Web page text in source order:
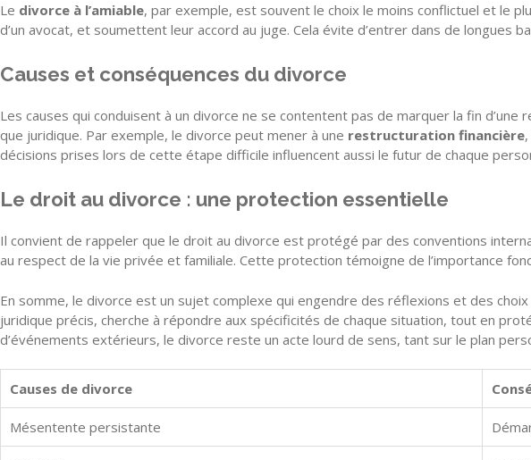
Le divorce à l’amiable, par exemple, est souvent le choix le moins conflictuel et le
d’un avocat, et soumettent leur accord au juge. Cela évite d’entrer dans de
Causes et conséquences du divorce
Les causes qui conduisent à un divorce ne se contentent pas de marquer la fin
que juridique. Par exemple, le divorce peut mener à une restructuration financière
décisions prises lors de cette étape difficile influencent aussi le futur de chaque
Le droit au divorce : une protection essentielle
Il convient de rappeler que le droit au divorce est protégé par des conventions
au respect de la vie privée et familiale. Cette protection témoigne de l’importance
En somme, le divorce est un sujet complexe qui engendre des réflexions et des
juridique précis, cherche à répondre aux spécificités de chaque situation, tout en
d’événements extérieurs, le divorce reste un acte lourd de sens, tant sur le plan
Causes de divorce
Mésentente persistante